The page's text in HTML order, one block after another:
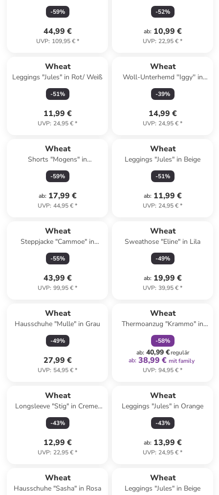
-59%
44,99 €
UVP: 109,95 €*
-52%
ab: 10,99 €
UVP: 22,95 €*
Wheat
Leggings "Jules" in Rot/ Weiß
-51%
11,99 €
UVP: 24,95 €*
Wheat
Woll-Unterhemd ''Iggy'' in
Grau
-39%
14,99 €
UVP: 24,95 €*
Wheat
Shorts "Mogens" in
Dunkelblau
-59%
ab: 17,99 €
UVP: 44,95 €*
Wheat
Leggings "Jules" in Beige
-51%
ab: 11,99 €
UVP: 24,95 €*
Wheat
Steppjacke "Cammoe" in
Anthrazit
-55%
43,99 €
UVP: 99,95 €*
Wheat
Sweathose "Eline" in Lila
-49%
ab: 19,99 €
UVP: 39,95 €*
Wheat
Hausschuhe "Mulle" in Grau
-49%
27,99 €
UVP: 54,95 €*
Wheat
Thermoanzug "Krammo" in
Blau
-58%
ab: 40,99 €regulär
ab: 38,99 € mit family
UVP: 94,95 €*
Wheat
Longsleeve "Stig" in Creme/
Schwarz
-43%
12,99 €
UVP: 22,95 €*
Wheat
Leggings "Jules" in Orange
-43%
ab: 13,99 €
UVP: 24,95 €*
Wheat
Hausschuhe "Sasha" in Rosa
Wheat
Leggings "Jules" in Beige